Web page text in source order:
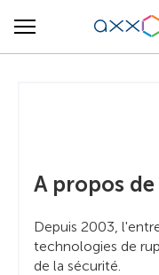
A propos
Depuis 2003,
technologies de
de la sécurité.